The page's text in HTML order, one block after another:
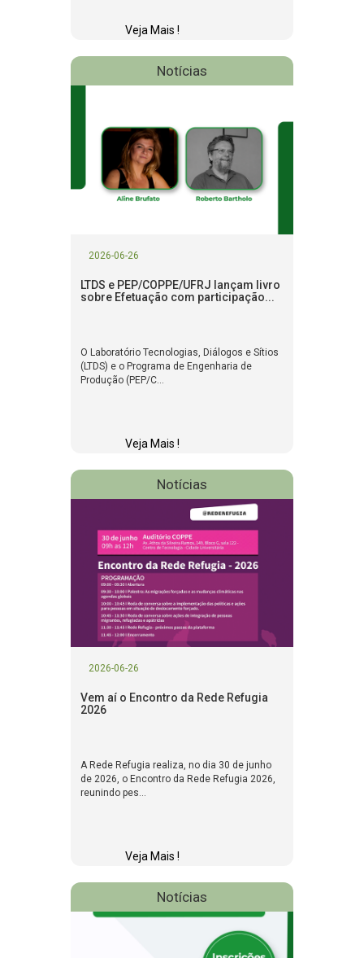
Veja Mais !
Notícias
2026-06-26
LTDS e PEP/COPPE/UFRJ lançam livro
sobre Efetuação com participação...
O Laboratório Tecnologias, Diálogos e Sítios
(LTDS) e o Programa de Engenharia de
Produção (PEP/C...
Veja Mais !
Notícias
2026-06-26
Vem aí o Encontro da Rede Refugia
2026
A Rede Refugia realiza, no dia 30 de junho
de 2026, o Encontro da Rede Refugia 2026,
reunindo pes...
Veja Mais !
Notícias